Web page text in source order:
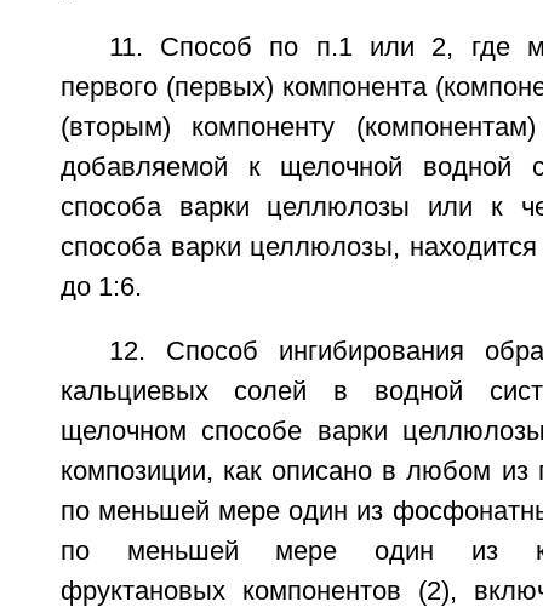
11. Способ по п.1 или 2, где
первого (первых) компонента
(вторым) компоненту
добавляемой к щелочной водной
способа варки целлюлозы или к
способа варки целлюлозы,
до 1:6.
12. Способ ингибирования
кальциевых солей в водной
щелочном способе варки
композиции, как описано в любом из
по меньшей мере один из
по меньшей мере один из
фруктановых компонентов (2),